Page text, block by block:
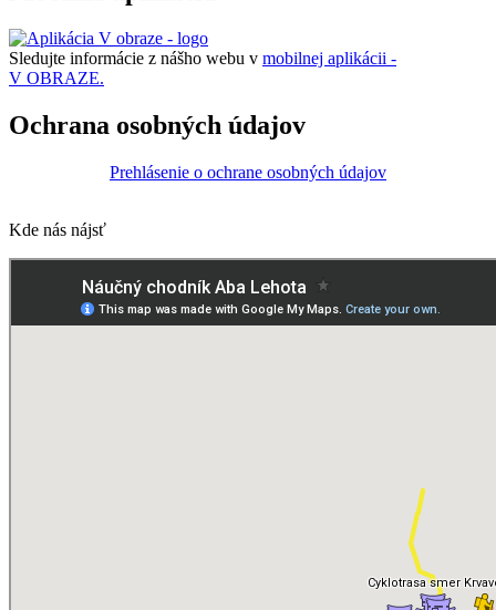
Sledujte informácie z nášho webu v mobilnej aplikácii -
V OBRAZE.
Ochrana osobných údajov
Prehlásenie o ochrane osobných údajov
Kde nás nájsť